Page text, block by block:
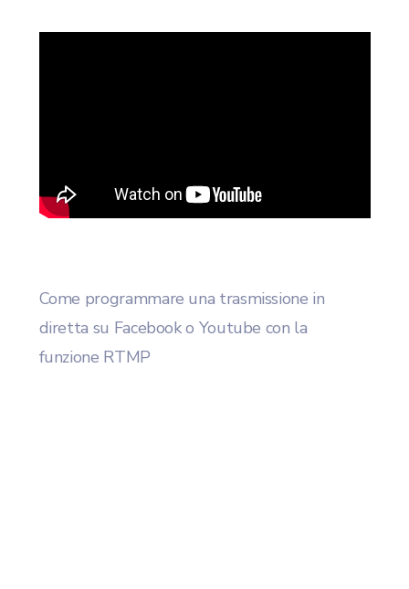
Come programmare una trasmissione in
diretta su Facebook o Youtube con la
funzione RTMP